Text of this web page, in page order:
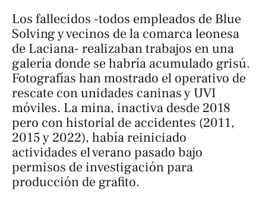
Los fallecidos -todos empleados de Blue
Solving y vecinos de la comarca leonesa
de Laciana- realizaban trabajos en una
galería donde se habría acumulado grisú.
Fotografías han mostrado el operativo de
rescate con unidades caninas y UVI
móviles. La mina, inactiva desde 2018
pero con historial de accidentes (2011,
2015 y 2022), había reiniciado
actividades el verano pasado bajo
permisos de investigación para
producción de grafito.